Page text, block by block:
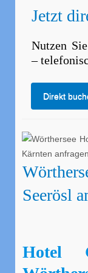
Jetzt
Nutzen
–
Direkt
Seerösl
Hotel